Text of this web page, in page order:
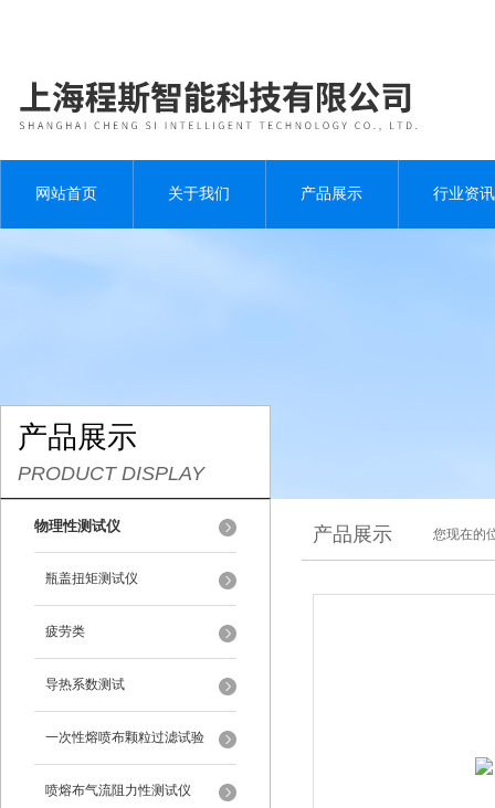
网站首页 关于我们 产品展示 行业资讯
产品展示
PRODUCT DISPLAY
物理性测试仪
瓶盖扭矩测试仪
疲劳类
导热系数测试
一次性熔喷布颗粒过滤试验
喷熔布气流阻力性测试仪
产品展示 您现在的